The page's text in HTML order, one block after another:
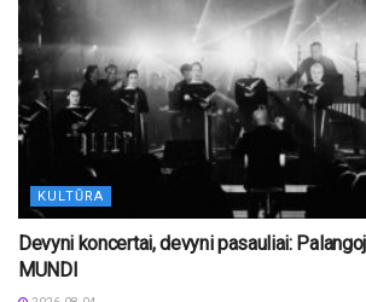
KULTŪRA
Devyni koncertai, devyni pasauliai:
MUNDI